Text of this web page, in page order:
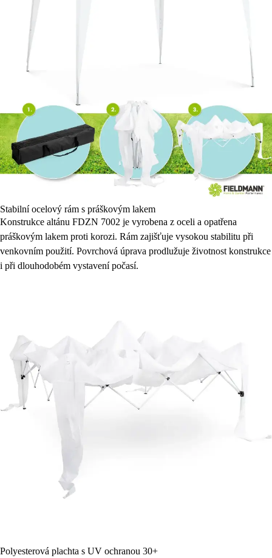
Stabilní ocelový rám s práškovým lakem
Konstrukce altánu FDZN 7002 je vyrobena z oceli a opatřena
práškovým lakem proti korozi. Rám zajišťuje vysokou stabilitu při
venkovním použití. Povrchová úprava prodlužuje životnost konstrukce
i při dlouhodobém vystavení počasí.
Polyesterová plachta s UV ochranou 30+